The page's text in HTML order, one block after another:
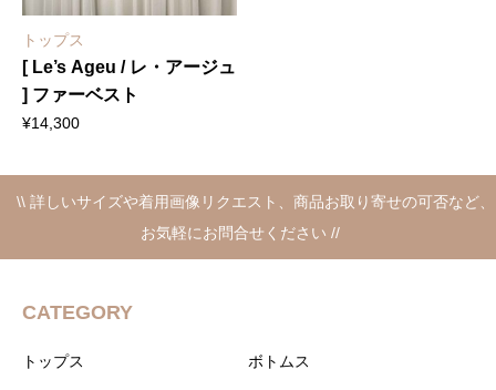
トップス
[ Le’s Ageu / レ・アージュ
] ファーベスト
¥14,300
\\ 詳しいサイズや着用画像リクエスト、商品お取り寄せの可否など、
お気軽にお問合せください //
CATEGORY
トップス ボトムス